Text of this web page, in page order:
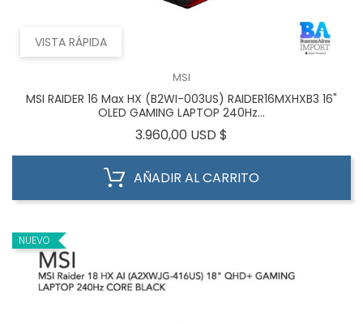
VISTA RÁPIDA
MSI
MSI RAIDER 16 Max HX (B2WI-003US) RAIDER16MXHXB3 16"
OLED GAMING LAPTOP 240Hz...
3.960,00 USD $
AÑADIR AL CARRITO
NUEVO